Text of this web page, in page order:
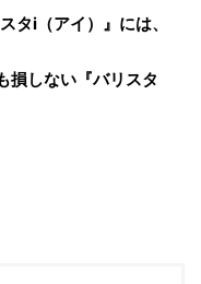
タi（アイ）』には、
損しない『バリスタ